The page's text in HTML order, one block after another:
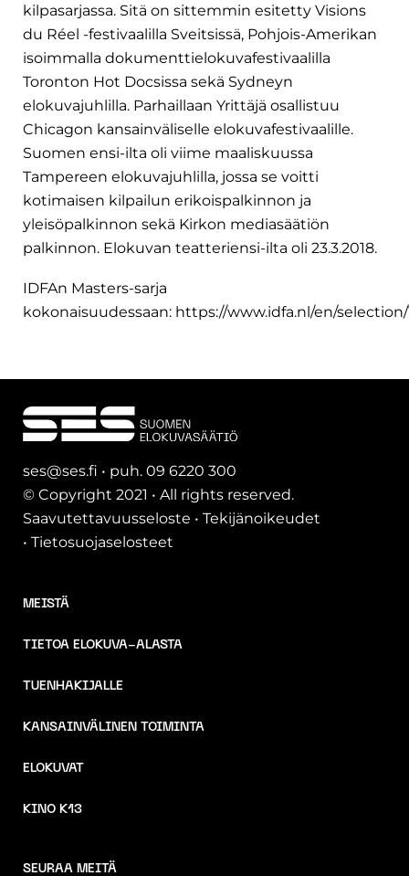
kilpasarjassa. Sitä on sittemmin esitetty Visions
du Réel -festivaalilla Sveitsissä, Pohjois-Amerikan
isoimmalla dokumenttielokuvafestivaalilla
Toronton Hot Docsissa sekä Sydneyn
elokuvajuhlilla. Parhaillaan Yrittäjä osallistuu
Chicagon kansainväliselle elokuvafestivaalille.
Suomen ensi-ilta oli viime maaliskuussa
Tampereen elokuvajuhlilla, jossa se voitti
kotimaisen kilpailun erikoispalkinnon ja
yleisöpalkinnon sekä Kirkon mediasäätiön
palkinnon. Elokuvan teatteriensi-ilta oli 23.3.2018.
IDFAn Masters-sarja
kokonaisuudessaan: https://www.idfa.nl/en/
ses@ses.fi • puh. 09 6220 300
© Copyright 2021 • All rights reserved.
Saavutettavuusseloste • Tekijänoikeudet
• Tietosuojaselosteet
MEISTÄ
TIETOA ELOKUVA-ALASTA
TUENHAKIJALLE
KANSAINVÄLINEN TOIMINTA
ELOKUVAT
KINO K13
SEURAA MEITÄ